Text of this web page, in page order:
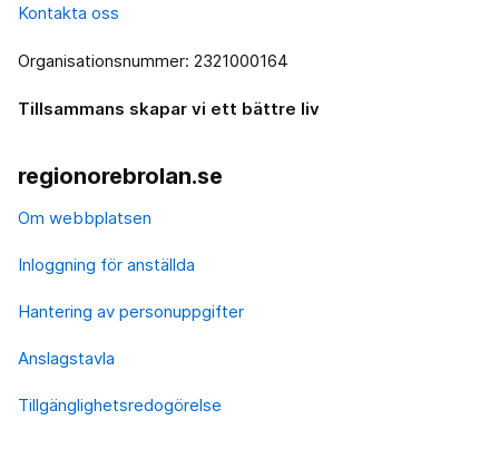
Kontakta oss
Organisationsnummer: 2321000164
Tillsammans skapar vi ett bättre liv
regionorebrolan.se
Om webbplatsen
Inloggning för anställda
Hantering av personuppgifter
Anslagstavla
Tillgänglighetsredogörelse